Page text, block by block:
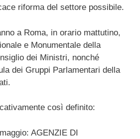
riforma del settore possibile.
a Roma, in orario mattutino,
e Monumentale della
dei Ministri, nonché
dei Gruppi Parlamentari della
così definito:
AGENZIE DI